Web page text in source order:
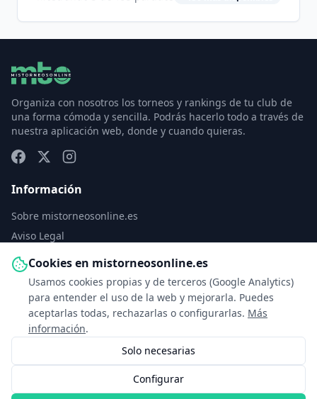
Cookies en mistorneosonline.es
Usamos cookies propias y de terceros (Google Analytics)
para entender el uso de la web y mejorarla. Puedes
aceptarlas todas, rechazarlas o configurarlas. Más
información.
Solo necesarias
Configurar
Organiza con nosotros los torneos y rankings de tu club de
una forma cómoda y sencilla. Podrás hacerlo todo a través de
nuestra aplicación web, donde y cuando quieras.
Información
Sobre mistorneosonline.es
Aviso Legal
Política de Privacidad
Política de Cookies
Configurar cookies
Contacto
info@mistorneosonline.es